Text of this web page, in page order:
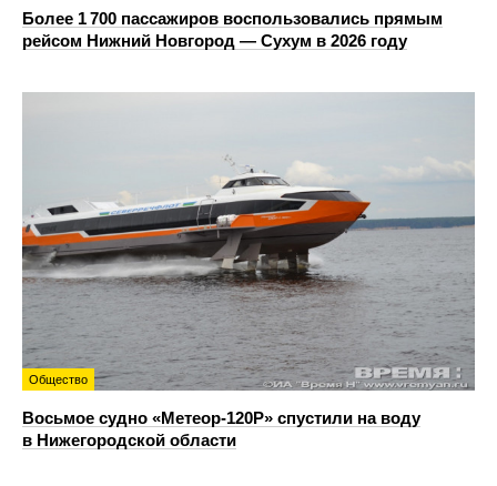
Более 1 700 пассажиров воспользовались прямым
рейсом Нижний Новгород — Сухум в 2026 году
Общество
Восьмое судно «Метеор-120Р» спустили на воду
в Нижегородской области